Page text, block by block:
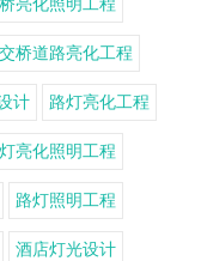
亮化照明工程
桥道路亮化工程
计 路灯亮化工程
亮化照明工程
路灯照明工程
酒店灯光设计